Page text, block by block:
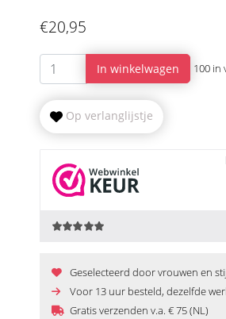
€20,95
In winkelwagen 100 in
Op verlanglijstje
Geselecteerd door vrouwen en
Voor 13 uur besteld, dezelfde
Gratis verzenden v.a. € 75 (NL)